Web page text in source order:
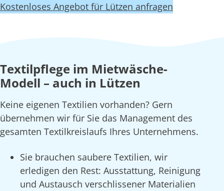
Kostenloses Angebot für Lützen anfragen
Textilpflege im Mietwäsche-
Modell – auch in Lützen
Keine eigenen Textilien vorhanden? Gern
übernehmen wir für Sie das Management des
gesamten Textilkreislaufs Ihres Unternehmens.
Sie brauchen saubere Textilien, wir
erledigen den Rest: Ausstattung, Reinigung
und Austausch verschlissener Materialien